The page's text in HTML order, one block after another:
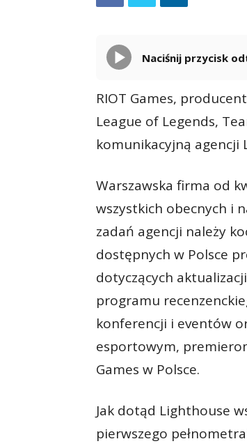
Naciśnij przycisk
RIOT Games,
League of Legends,
komunikacyjną agencji
Warszawska firma od
wszystkich obecnych i
zadań agencji należy
dostępnych w Polsce
dotyczących
programu
konferencji i eventów
esportowym,
Games w Polsce.
Jak dotąd Lighthouse
pierwszego